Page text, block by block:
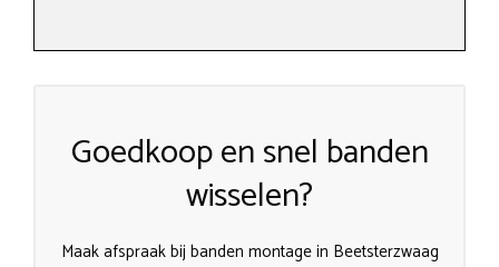
Goedkoop en snel banden
wisselen?
Maak afspraak bij banden montage in Beetsterzwaag